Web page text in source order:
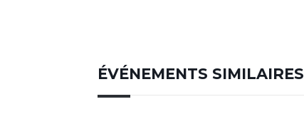
ÉVÉNEMENTS SIMILAIRES